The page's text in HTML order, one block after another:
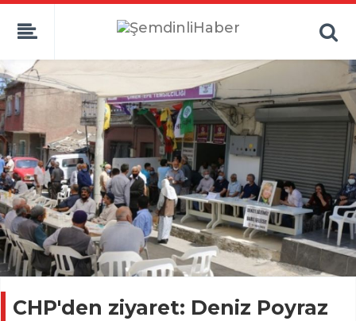
CHP'den ziyaret: Deniz Poyraz